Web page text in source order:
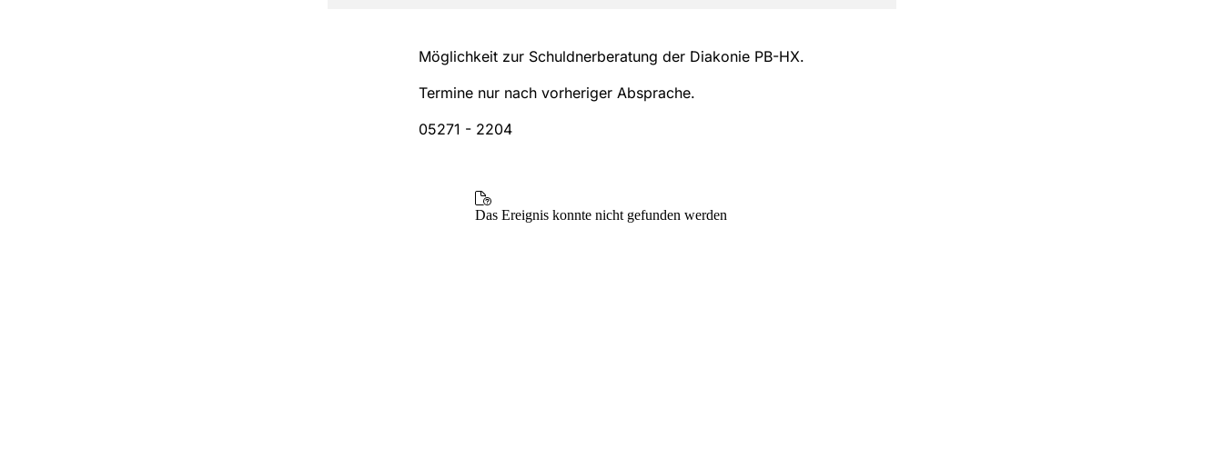
Möglichkeit zur Schuldnerberatung der Diakonie PB-HX.
Termine nur nach vorheriger Absprache.
05271 - 2204